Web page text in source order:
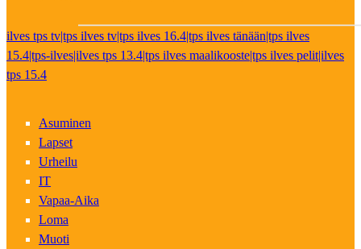
ilves tps tv|tps ilves tv|tps ilves 16.4|tps ilves tänään|tps ilves
15.4|tps-ilves|ilves tps 13.4|tps ilves maalikooste|tps ilves pelit|ilves
tps 15.4
Asuminen
Lapset
Urheilu
IT
Vapaa-Aika
Loma
Muoti